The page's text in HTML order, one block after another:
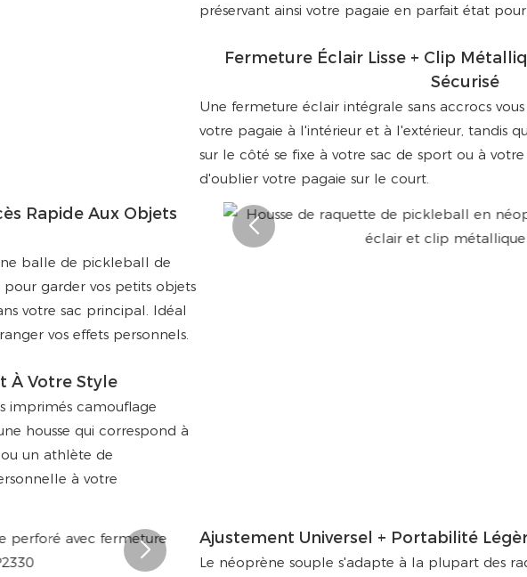
préservant ainsi votre pagaie en parfait état pour
Fermeture Éclair Lisse + Clip
Sécurisé
Une fermeture éclair intégrale sans accrocs
votre pagaie à l'intérieur et à l'extérieur, tandis
sur le côté se fixe à votre sac de sport ou à
d'oublier votre pagaie sur le court.
Rapide Aux Objets
balle de pickleball de
garder vos petits objets
votre sac principal. Idéal
vos effets personnels.
À Votre Style
imprimés camouflage
housse qui correspond à
un athlète de
à votre
Ajustement Universel + Portabilité
Le néoprène souple s'adapte à la plupart des